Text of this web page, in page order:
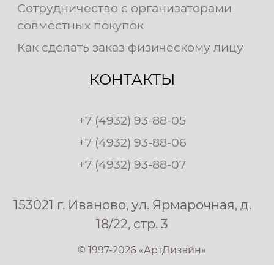
Сотрудничество с организаторами
совместных покупок
Как сделать заказ физическому лицу
КОНТАКТЫ
+7 (4932) 93-88-05
+7 (4932) 93-88-06
+7 (4932) 93-88-07
153021 г. Иваново, ул. Ярмарочная, д.
18/22, стр. 3
© 1997-2026 «АртДизайн»